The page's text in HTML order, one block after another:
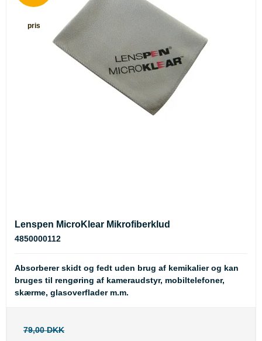
pris
Lenspen MicroKlear Mikrofiberklud
4850000112
Absorberer skidt og fedt uden brug af kemikalier og kan
bruges til rengøring af kameraudstyr, mobiltelefoner,
skærme, glasoverflader m.m.
79,00 DKK